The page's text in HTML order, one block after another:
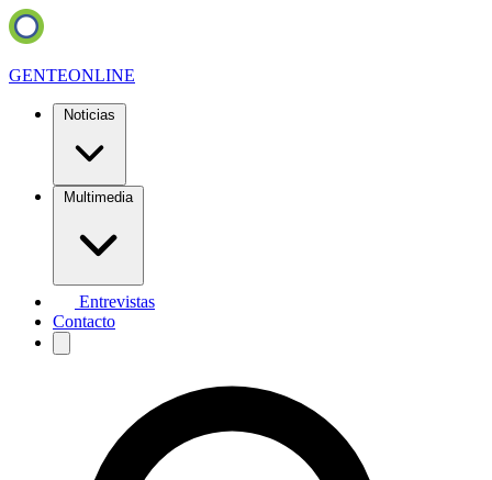
GENTEONLINE
Noticias
Multimedia
Entrevistas
Contacto